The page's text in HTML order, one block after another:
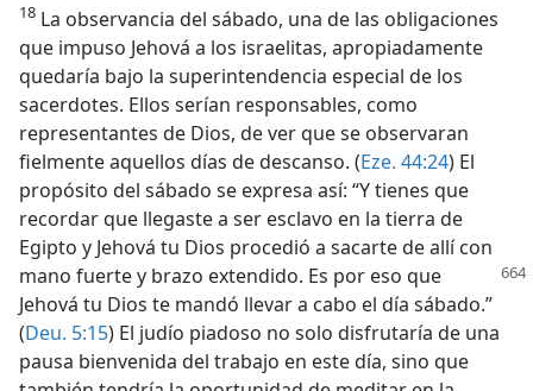
18 La observancia del sábado, una de las obligaciones
que impuso Jehová a los israelitas, apropiadamente
quedaría bajo la superintendencia especial de los
sacerdotes. Ellos serían responsables, como
representantes de Dios, de ver que se observaran
fielmente aquellos días de descanso. (Eze. 44:24) El
propósito del sábado se expresa así: “Y tienes que
recordar que llegaste a ser esclavo en la tierra de
Egipto y Jehová tu Dios procedió a sacarte de allí con
mano fuerte y brazo extendido. Es por eso que
Jehová tu Dios te mandó llevar a cabo el día sábado.”
(Deu. 5:15) El judío piadoso no solo disfrutaría de una
pausa bienvenida del trabajo en este día, sino que